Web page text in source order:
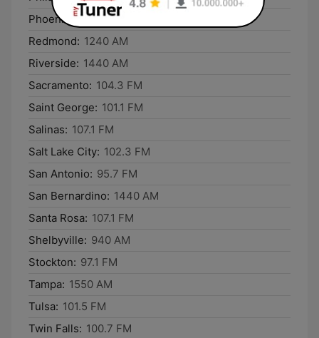
Phoenix:
106.9 FM
Redmond: 1240 AM
Riverside: 1440 AM
Sacramento: 104.3 FM
Saint George: 101.1 FM
Salinas: 107.1 FM
Salt Lake City: 102.3 FM
San Antonio: 95.7 FM
San Bernardino: 1440 AM
Santa Rosa: 107.1 FM
Shelbyville: 940 AM
Stockton: 97.1 FM
Tampa: 1550 AM
Tulsa: 101.5 FM
Twin Falls: 100.7 FM